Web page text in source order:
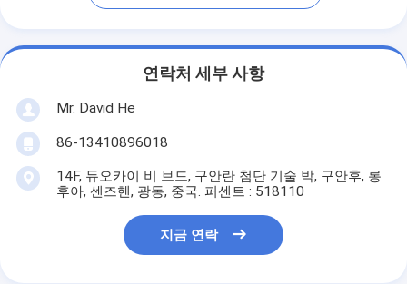
연락처 세부 사항
Mr. David He
86-13410896018
14F, 듀오카이 비 브드, 구안란 첨단 기술 박, 구안후, 롱
후아, 센즈헨, 광동, 중국. 퍼센트 : 518110
지금 연락